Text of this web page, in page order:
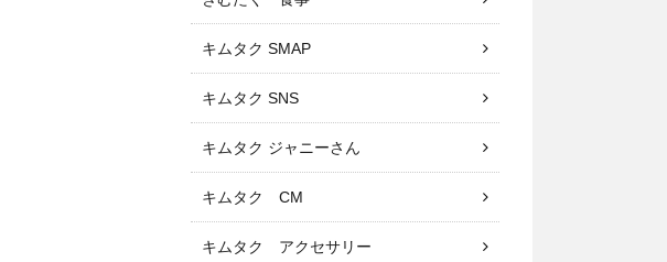
キムタク SMAP
キムタク SNS
キムタク ジャニーさん
キムタク CM
キムタク アクセサリー